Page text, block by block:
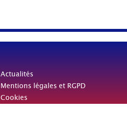
Actualités
Mentions légales et RGPD
Cookies